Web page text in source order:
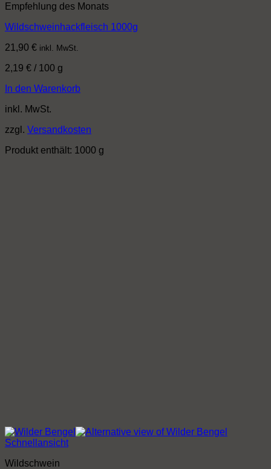
Empfehlung des Monats
Wildschweinhackfleisch 1000g
21,90 € inkl. MwSt.
2,19 € / 100 g
In den Warenkorb
inkl. MwSt.
zzgl. Versandkosten
Produkt enthält: 1000 g
Schnellansicht
Wildschwein